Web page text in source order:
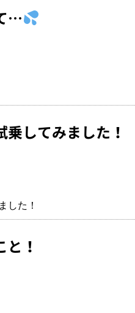
…
してみました！
した！
！